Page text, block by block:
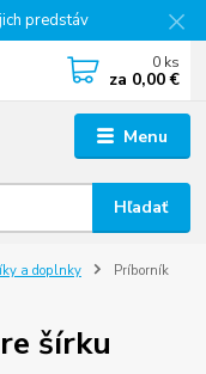
predstáv
Menu
Hľadať
0 ks
za 0,00 €
a doplnky
Príborník
šírku